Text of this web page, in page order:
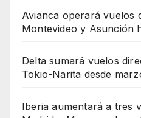
Avianca operará vuelos
Montevideo y Asunción
Delta sumará vuelos
Tokio-Narita desde
Iberia aumentará a tres